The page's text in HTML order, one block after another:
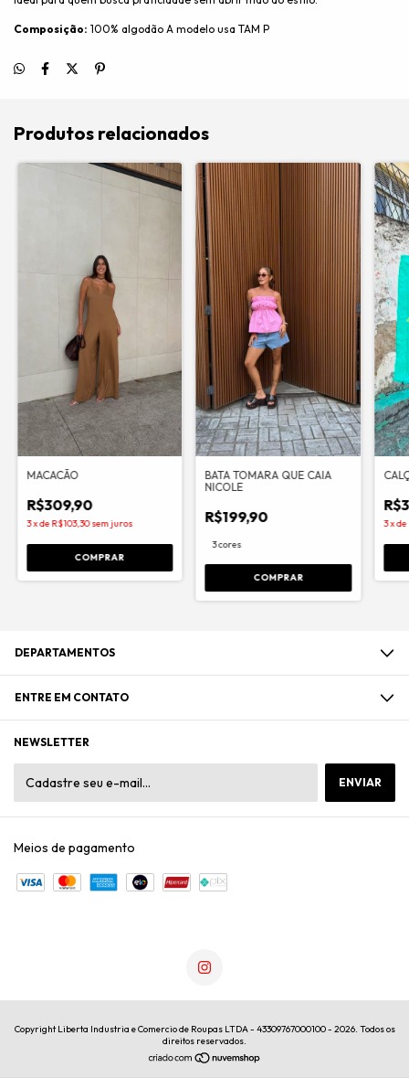
Composição: 100% algodão A modelo usa TAM P
Produtos relacionados
MACACÃO
R$309,90
3xdeR$103,30 sem juros
COMPRAR
BATA TOMARA QUE CAIA
NICOLE
R$199,90
3 cores
COMPRAR
3xde
DEPARTAMENTOS
ENTRE EM CONTATO
NEWSLETTER
Meios de pagamento
Copyright Liberta Industria e Comercio de Roupas LTDA - 43309767000100 - 2026. Todos os
direitos reservados.